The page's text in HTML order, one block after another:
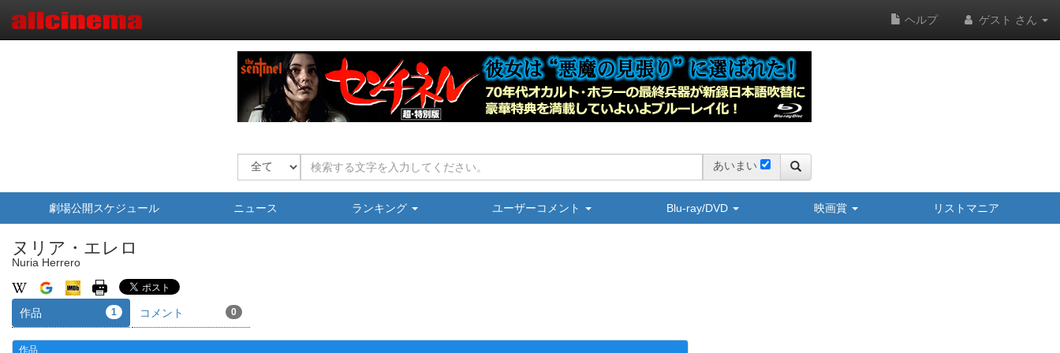
ヘルプ ゲスト さん
あいまい
劇場公開スケジュール ニュース ランキング ユーザーコメント Blu-ray/DVD 映画賞 リストマニア
ヌリア・エレロ
Nuria Herrero
作品 1 コメント 0
作品